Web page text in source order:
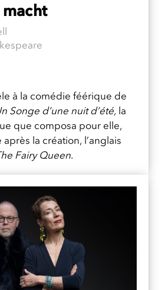
à la comédie féérique de
Songe d’une nuit d’été, la
que composa pour elle,
après la création, l’anglais
Fairy Queen.